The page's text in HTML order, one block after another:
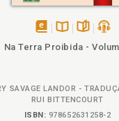
Na Terra Proibida -
SAVAGE LANDOR -
RUI BITTENCOURT
ISBN: 978652631258-2